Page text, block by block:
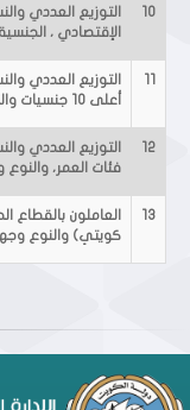
10
التوزيع العددي
الإقتصادي ، الجنسية ،
11
التوزيع العددي
أعلى 10 جنسيات والنوع وفقا للحالة في 31/03/2022
12
التوزيع العددي
فئات العمر، والنوع وفقا
13
العاملون
كويتي) والنوع وجهة